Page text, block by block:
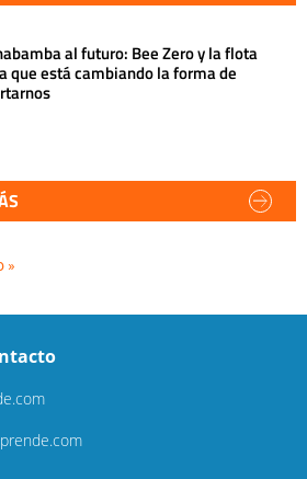
al futuro: Bee Zero y la flota
que está cambiando la forma de
»